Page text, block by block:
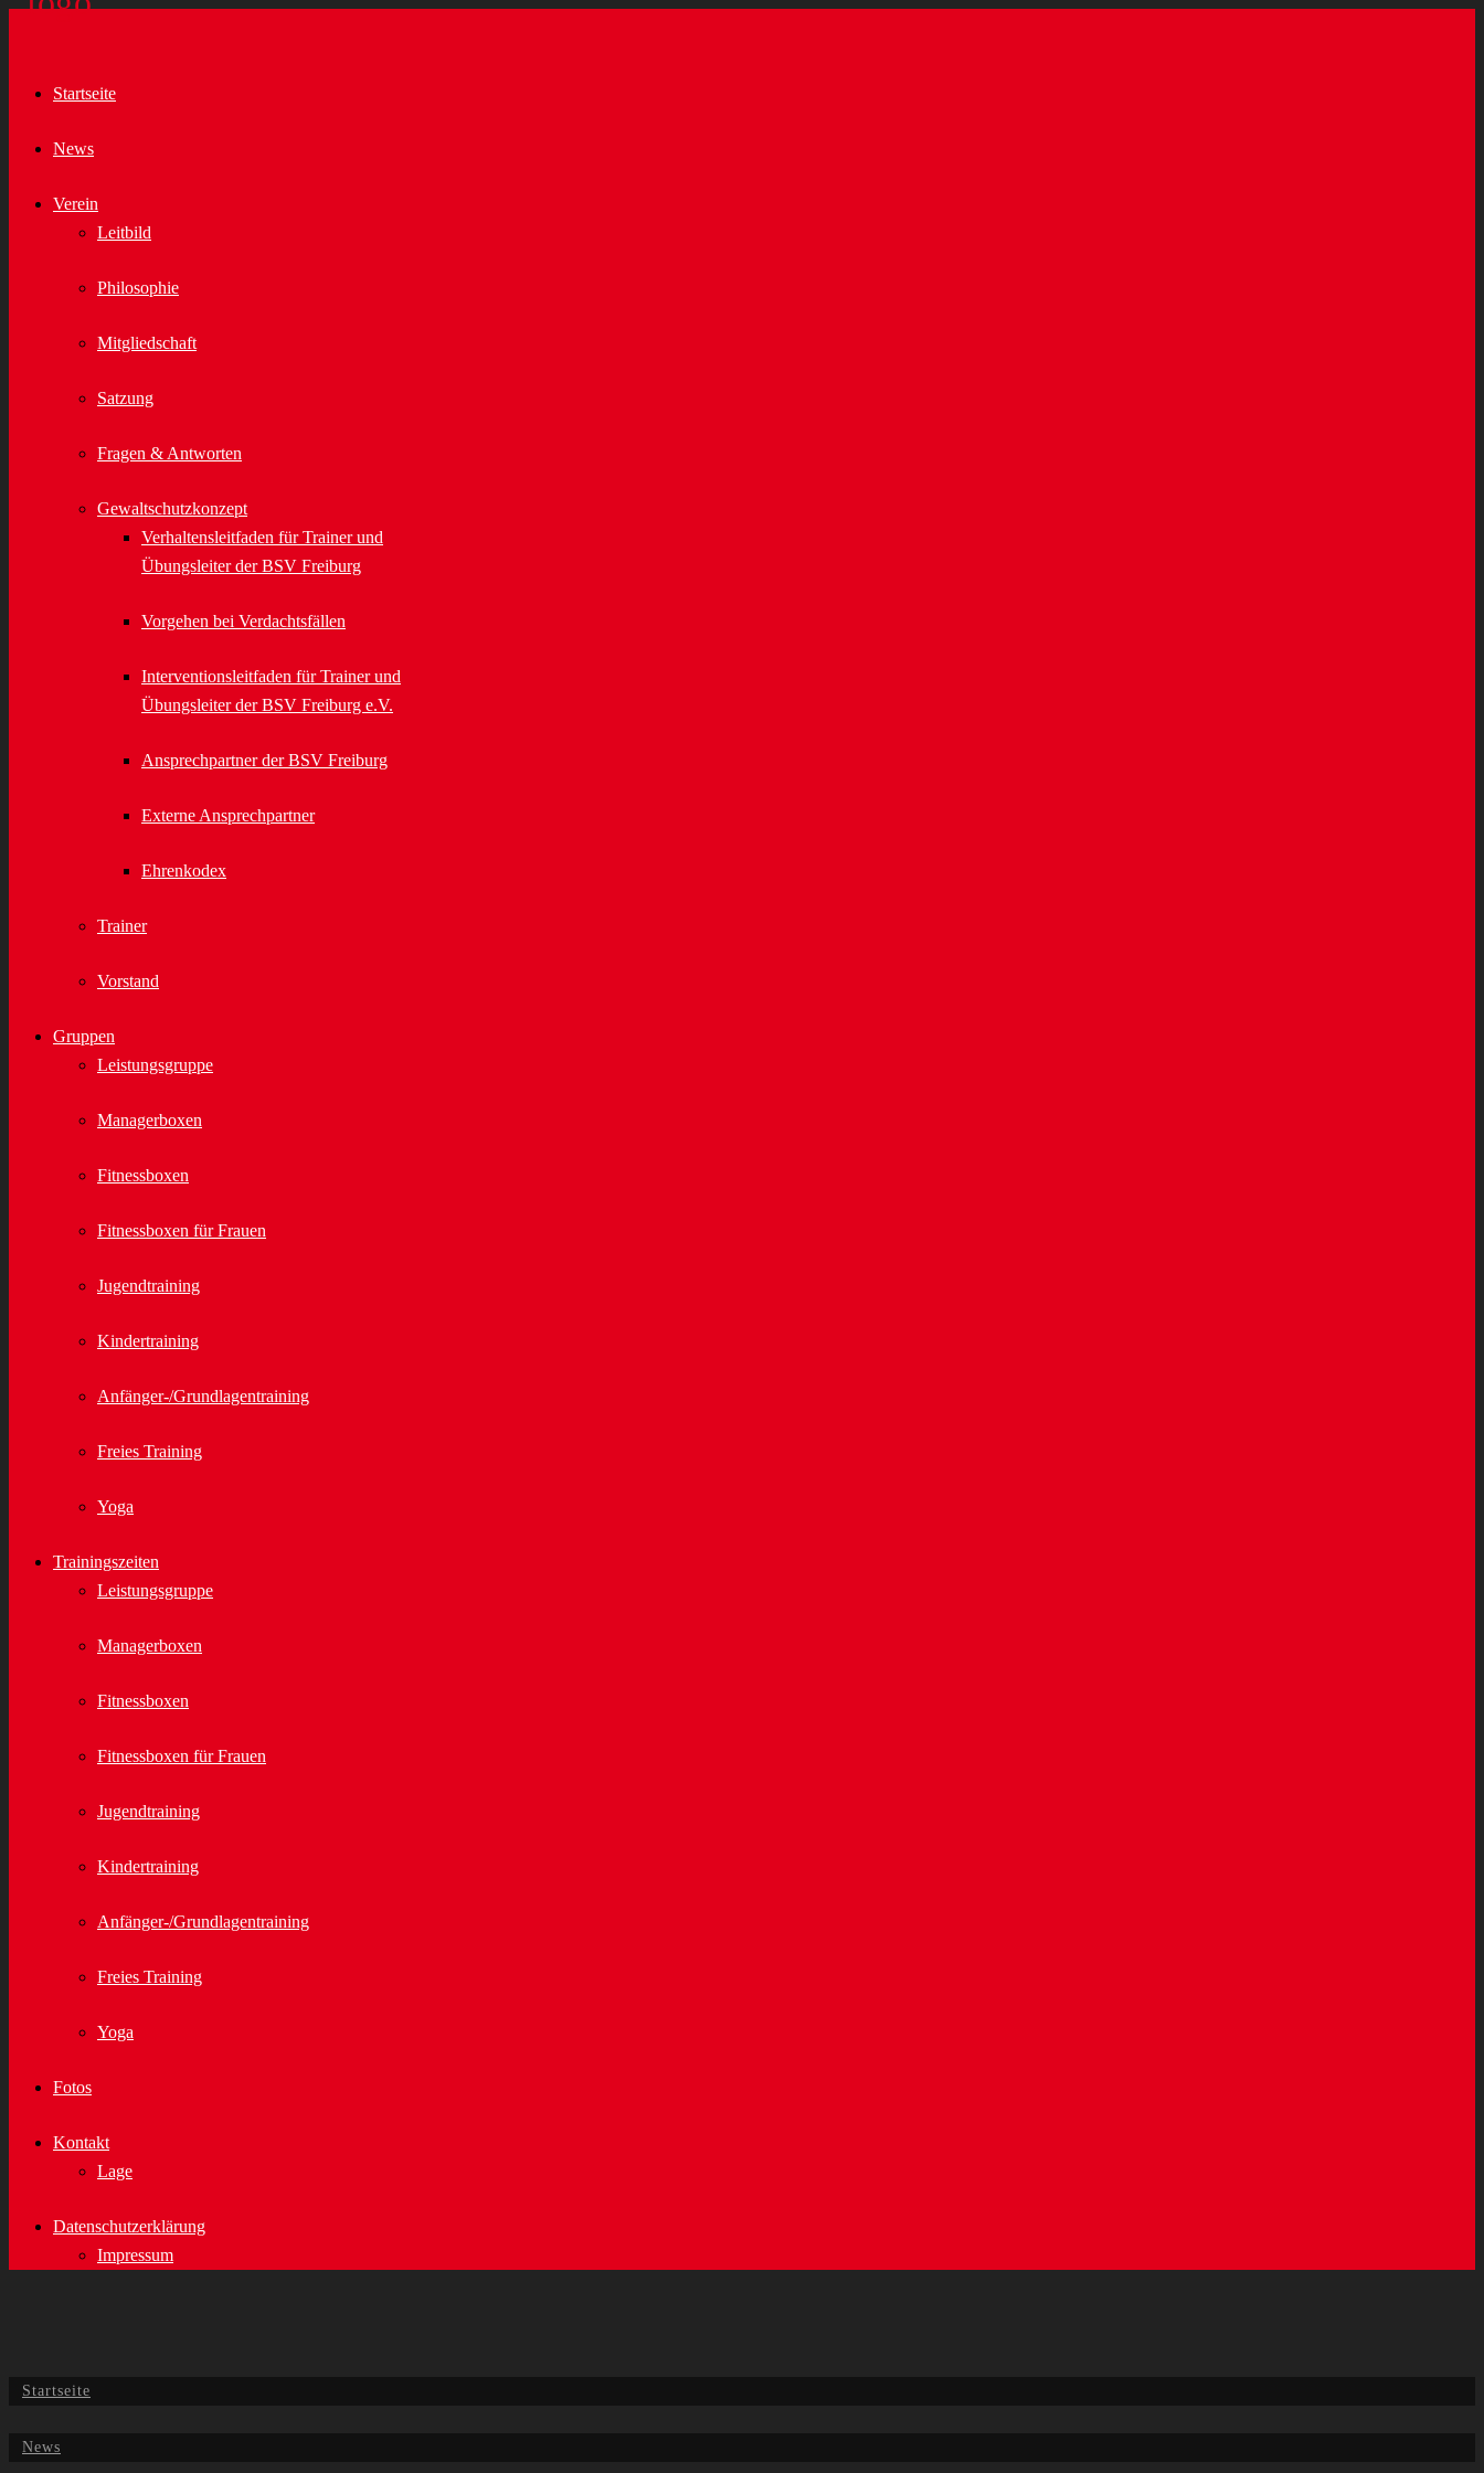
Startseite
News
Verein
Leitbild
Philosophie
Mitgliedschaft
Satzung
Fragen & Antworten
Gewaltschutzkonzept
Verhaltensleitfaden für Trainer und
Übungsleiter der BSV Freiburg
Vorgehen bei Verdachtsfällen
Interventionsleitfaden für Trainer und
Übungsleiter der BSV Freiburg e.V.
Ansprechpartner der BSV Freiburg
Externe Ansprechpartner
Ehrenkodex
Trainer
Vorstand
Gruppen
Leistungsgruppe
Managerboxen
Fitnessboxen
Fitnessboxen für Frauen
Jugendtraining
Kindertraining
Anfänger-/Grundlagentraining
Freies Training
Yoga
Trainingszeiten
Leistungsgruppe
Managerboxen
Fitnessboxen
Fitnessboxen für Frauen
Jugendtraining
Kindertraining
Anfänger-/Grundlagentraining
Freies Training
Yoga
Fotos
Kontakt
Lage
Datenschutzerklärung
Impressum
Startseite
News